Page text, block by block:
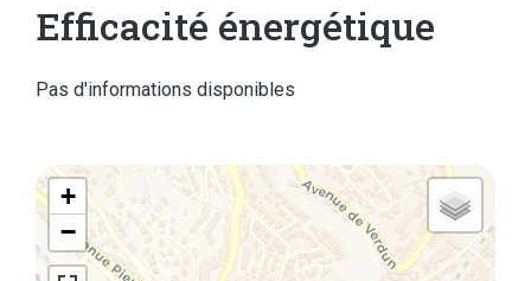
Efficacité énergétique
Pas d'informations disponibles
+
−